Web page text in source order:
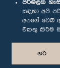
පරිශීලක
සඳහා අපි
අපගේ වෙබ්
එකතු කිරීම
හරි
පෞද්ගලිකත්ව